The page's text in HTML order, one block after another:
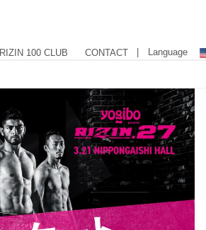
RIZIN 100 CLUB CONTACT | Language